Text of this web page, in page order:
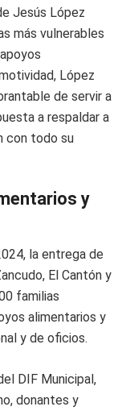
Jesús López
más vulnerables
López
de servir a
a respaldar a
con todo su
y
la entrega de
El Cantón y
familias
alimentarios y
y de oficios.
DIF Municipal,
donantes y